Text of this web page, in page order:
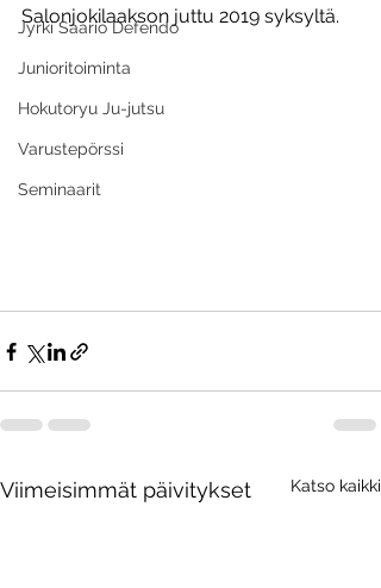
Jyrki Saario Defendo
Junioritoiminta
Hokutoryu Ju-jutsu
Varustepörssi
Seminaarit
Salonjokilaakson juttu 2019 syksyltä.
Viimeisimmät päivitykset Katso kaikki